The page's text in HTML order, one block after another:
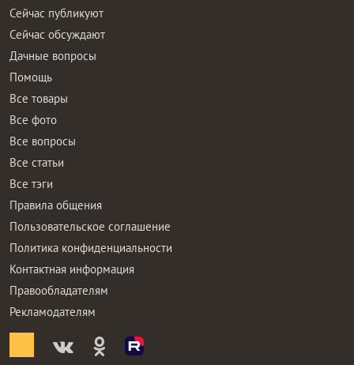
Сейчас публикуют
Сейчас обсуждают
Дачные вопросы
Помощь
Все товары
Все фото
Все вопросы
Все статьи
Все тэги
Правила общения
Пользовательское соглашение
Политика конфиденциальности
Контактная информация
Правообладателям
Рекламодателям